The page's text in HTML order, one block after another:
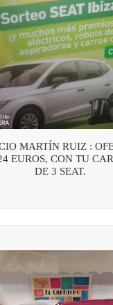
MARTÍN RUIZ :
EUROS, CON TU
DE 3 SEAT.